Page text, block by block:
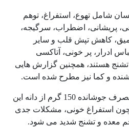
شامل تهوع، استفراغ، توهم
پریشانی، اضطراب، سرگیجه،
کاهش تپش قلب و سایر
ادرار، پر خونی، آتاکسی
هستند، همچنین گزارش هایی
و کما نیز مطرح شده است.
به علاوه گزارش شده که مصرف جوشانده 150 گرم از دانه این
استفراغ خونی، مشکلات جدی
معده و تشنج شدید می شود.